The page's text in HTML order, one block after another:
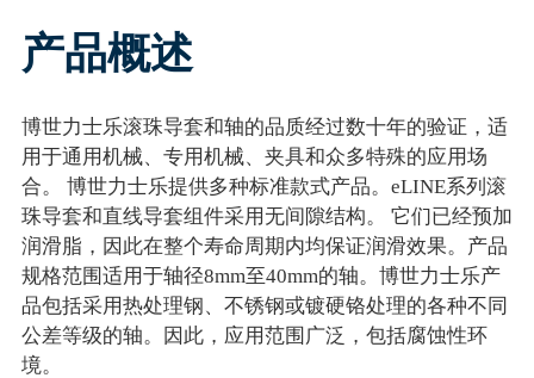
产品概述
博世力士乐滚珠导套和轴的品质经过数十年的验证，适
用于通用机械、专用机械、夹具和众多特殊的应用场
合。 博世力士乐提供多种标准款式产品。eLINE系列滚
珠导套和直线导套组件采用无间隙结构。 它们已经预加
润滑脂，因此在整个寿命周期内均保证润滑效果。产品
规格范围适用于轴径8mm至40mm的轴。博世力士乐产
品包括采用热处理钢、不锈钢或镀硬铬处理的各种不同
公差等级的轴。因此，应用范围广泛，包括腐蚀性环
境。